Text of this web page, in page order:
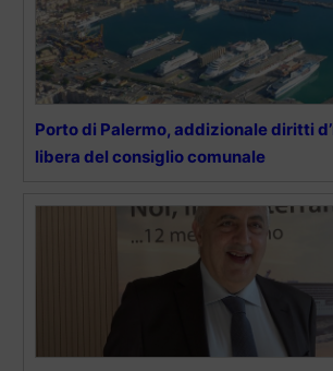
Porto di Palermo, addizionale diritti
libera del consiglio comunale